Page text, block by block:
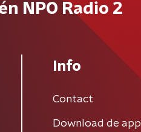
NPO Radio 2
Info
Contact
Download de app